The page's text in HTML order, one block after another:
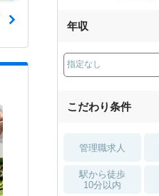
薬局・
年収
こだわり条件
管理職求人
駅から徒歩
10分以内